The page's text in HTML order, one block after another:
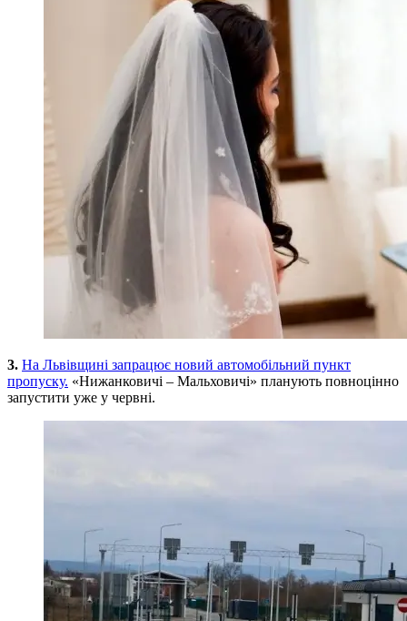
3. На Львівщині запрацює новий автомобільний пункт
пропуску. «Нижанковичі – Мальховичі» планують повноцінно
запустити уже у червні.